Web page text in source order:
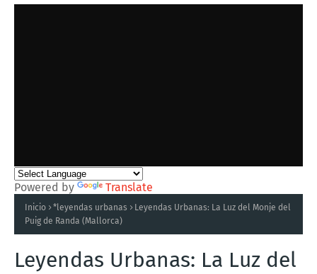
Powered by Translate
Inicio *leyendas urbanas
Leyendas Urbanas: La Luz del Monje del
Puig de Randa (Mallorca)
Leyendas Urbanas: La Luz del